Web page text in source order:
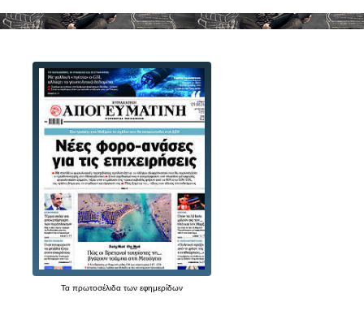
Τα πρωτοσέλιδα των εφημερίδων